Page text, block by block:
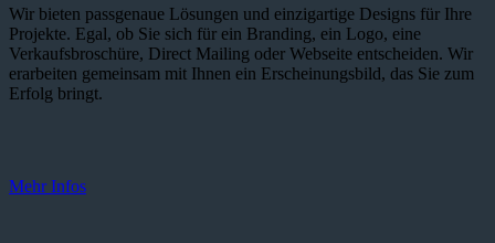
Wir bieten passgenaue Lösungen und einzig­artige Designs für Ihre
Projekte. Egal, ob Sie sich für ein Branding, ein Logo, eine
Verkaufsbroschüre, Direct Mailing oder Webseite entscheiden. Wir
erarbeiten gemeinsam mit Ihnen ein Erscheinungsbild, das Sie zum
Erfolg bringt.
Mehr Infos